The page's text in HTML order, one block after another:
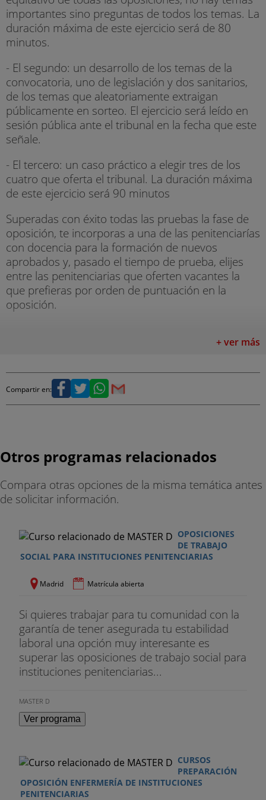
importantes sino preguntas de todos los temas. La
duración máxima de este ejercicio será de 80
minutos.
- El segundo: un desarrollo de los temas de la
convocatoria, uno de legislación y dos sanitarios,
de los temas que aleatoriamente extraigan
públicamente en sorteo. El ejercicio será leído en
sesión pública ante el tribunal en la fecha que este
señale.
- El tercero: un caso práctico a elegir tres de los
cuatro que oferta el tribunal. La duración máxima
de este ejercicio será 90 minutos
Superadas con éxito todas las pruebas la fase de
oposición, te incorporas a una de las penitenciarías
con docencia para la formación de nuevos
aprobados y, pasado el tiempo de prueba, elijes
entre las penitenciarias que oferten vacantes la
que prefieras por orden de puntuación en la
oposición.
+ ver más
Compartir en:
Otros programas relacionados
Compara otras opciones de la misma temática antes
de solicitar información.
OPOSICIONES
DE TRABAJO
SOCIAL PARA INSTITUCIONES PENITENCIARIAS
Madrid Matrícula abierta
Si quieres trabajar para tu comunidad con la
garantía de tener asegurada tu estabilidad
laboral una opción muy interesante es
superar las oposiciones de trabajo social para
instituciones penitenciarias...
MASTER D
Ver programa
CURSOS
PREPARACIÓN
OPOSICIÓN ENFERMERÍA DE INSTITUCIONES
PENITENCIARIAS